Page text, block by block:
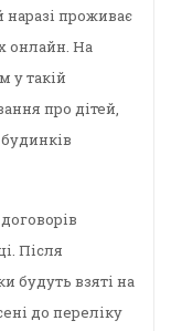
проживає
онлайн. На
у такій
про дітей,
Після
будуть взяті на
до переліку